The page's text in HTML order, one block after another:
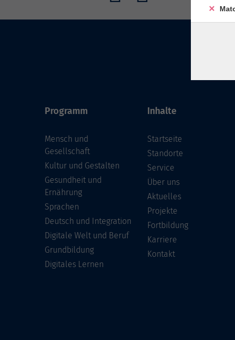
Programm
Mensch und
Gesellschaft
Kultur und Gestalten
Gesundheit und
Ernährung
Sprachen
Deutsch und Integration
Digitale Welt und Beruf
Grundbildung
Digitales Lernen
Inhalte
Startseite
Standorte
Service
Über uns
Aktuelles
Projekte
Fortbildung
Karriere
Kontakt